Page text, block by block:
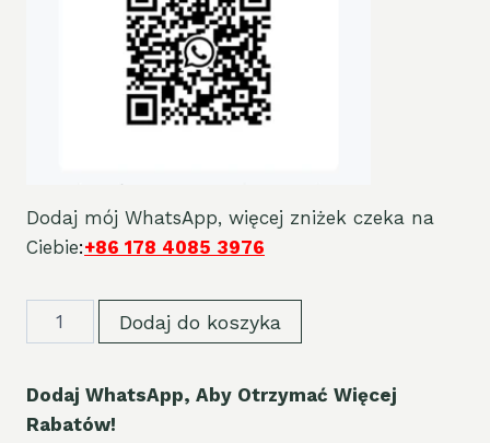
Dodaj mój WhatsApp, więcej zniżek czeka na
Ciebie:+86 178 4085 3976
Waspe
Digital
Puffs
Wholesale
Dodaj do koszyka
Dodaj WhatsApp, Aby Otrzymać Więcej
Rabatów!